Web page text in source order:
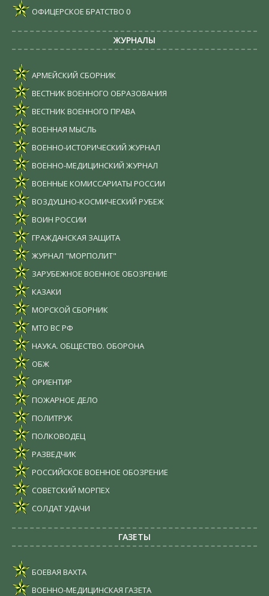
ОФИЦЕРСКОЕ БРАТСТВО 0
ЖУРНАЛЫ
АРМЕЙСКИЙ СБОРНИК
ВЕСТНИК ВОЕННОГО ОБРАЗОВАНИЯ
ВЕСТНИК ВОЕННОГО ПРАВА
ВОЕННАЯ МЫСЛЬ
ВОЕННО-ИСТОРИЧЕСКИЙ ЖУРНАЛ
ВОЕННО-МЕДИЦИНСКИЙ ЖУРНАЛ
ВОЕННЫЕ КОМИССАРИАТЫ РОССИИ
ВОЗДУШНО-КОСМИЧЕСКИЙ РУБЕЖ
ВОИН РОССИИ
ГРАЖДАНСКАЯ ЗАЩИТА
ЖУРНАЛ "МОРПОЛИТ"
ЗАРУБЕЖНОЕ ВОЕННОЕ ОБОЗРЕНИЕ
КАЗАКИ
МОРСКОЙ СБОРНИК
МТО ВС РФ
НАУКА. ОБЩЕСТВО. ОБОРОНА
ОБЖ
ОРИЕНТИР
ПОЖАРНОЕ ДЕЛО
ПОЛИТРУК
ПОЛКОВОДЕЦ
РАЗВЕДЧИК
РОССИЙСКОЕ ВОЕННОЕ ОБОЗРЕНИЕ
СОВЕТСКИЙ МОРПЕХ
СОЛДАТ УДАЧИ
ГАЗЕТЫ
БОЕВАЯ ВАХТА
ВОЕННО-МЕДИЦИНСКАЯ ГАЗЕТА